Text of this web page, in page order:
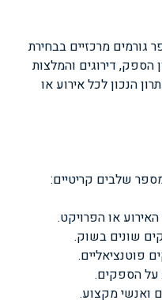
מרכזיים בבחירת
הספק, דירוגים והמלצות
הנכון לכל אירוע או
שלבים קריטיים:
או הפרויקט.
שונים בשוק.
פוטנציאליים.
על הספקים.
ואנשי מקצוע.